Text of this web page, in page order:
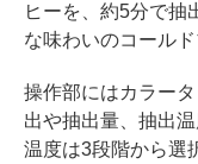
ヒーを、約5分で抽
な味わいのコール
操作部にはカラー
出や抽出量、抽出
温度は3段階から選